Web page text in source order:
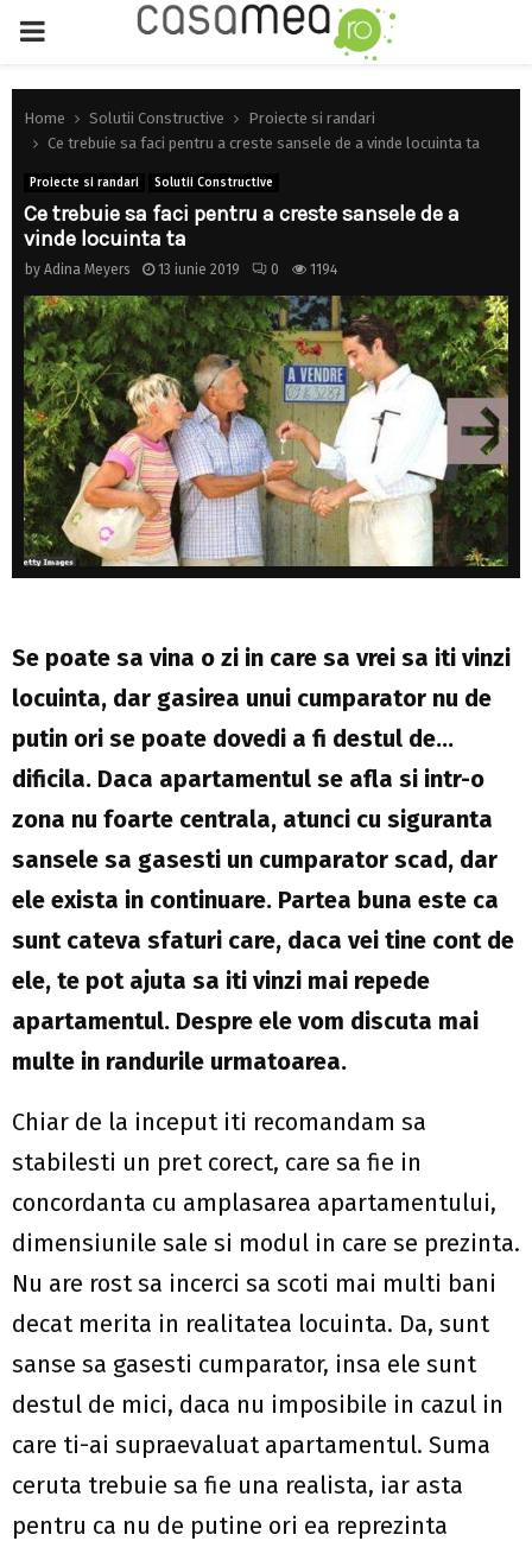
PRIMARY
MENU
Home Solutii Constructive
Proiecte si randari
Ce trebuie sa faci pentru a creste sansele de a vinde locuinta ta
Proiecte si randari Solutii Constructive
Ce trebuie sa faci pentru a creste sansele de a
vinde locuinta ta
by Adina Meyers 13 iunie 2019 0 1194
Se poate sa vina o zi in care sa vrei sa iti vinzi
locuinta, dar gasirea unui cumparator nu de
putin ori se poate dovedi a fi destul de…
dificila. Daca apartamentul se afla si intr-o
zona nu foarte centrala, atunci cu siguranta
sansele sa gasesti un cumparator scad, dar
ele exista in continuare. Partea buna este ca
sunt cateva sfaturi care, daca vei tine cont de
ele, te pot ajuta sa iti vinzi mai repede
apartamentul. Despre ele vom discuta mai
multe in randurile urmatoarea.
Chiar de la inceput iti recomandam sa
stabilesti un pret corect, care sa fie in
concordanta cu amplasarea apartamentului,
dimensiunile sale si modul in care se prezinta.
Nu are rost sa incerci sa scoti mai multi bani
decat merita in realitatea locuinta. Da, sunt
sanse sa gasesti cumparator, insa ele sunt
destul de mici, daca nu imposibile in cazul in
care ti-ai supraevaluat apartamentul. Suma
ceruta trebuie sa fie una realista, iar asta
pentru ca nu de putine ori ea reprezinta